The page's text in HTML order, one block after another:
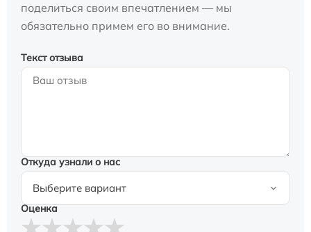
поделиться своим впечатлением — мы
обязательно примем его во внимание.
Текст отзыва
Откуда узнали о нас
Оценка